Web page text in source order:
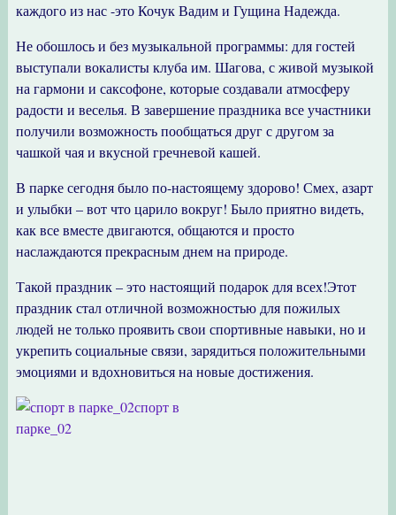
каждого из нас -это Кочук Вадим и Гущина Надежда.
Не обошлось и без музыкальной программы: для гостей
выступали вокалисты клуба им. Шагова, с живой музыкой
на гармони и саксофоне, которые создавали атмосферу
радости и веселья. В завершение праздника все участники
получили возможность пообщаться друг с другом за
чашкой чая и вкусной гречневой кашей.
В парке сегодня было по-настоящему здорово! Смех, азарт
и улыбки – вот что царило вокруг! Было приятно видеть,
как все вместе двигаются, общаются и просто
наслаждаются прекрасным днем на природе.
Такой праздник – это настоящий подарок для всех!Этот
праздник стал отличной возможностью для пожилых
людей не только проявить свои спортивные навыки, но и
укрепить социальные связи, зарядиться положительными
эмоциями и вдохновиться на новые достижения.
спорт в
парке_02